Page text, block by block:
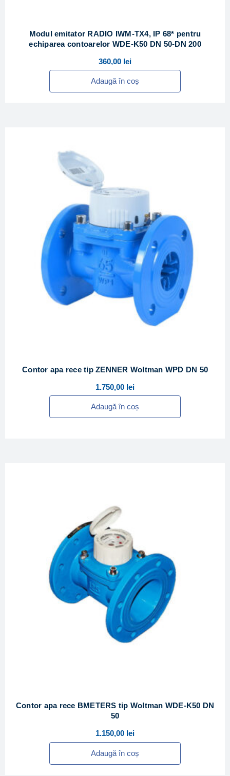
Modul emitator RADIO IWM-TX4, IP 68* pentru
echiparea contoarelor WDE-K50 DN 50-DN 200
360,00 lei
Adaugă în coș
Contor apa rece tip ZENNER Woltman WPD DN 50
1.750,00 lei
Adaugă în coș
Contor apa rece BMETERS tip Woltman WDE-K50 DN
50
1.150,00 lei
Adaugă în coș